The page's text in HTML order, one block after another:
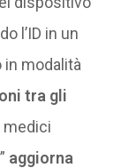
l’ID in un
modalità
tra gli
medici
aggiorna